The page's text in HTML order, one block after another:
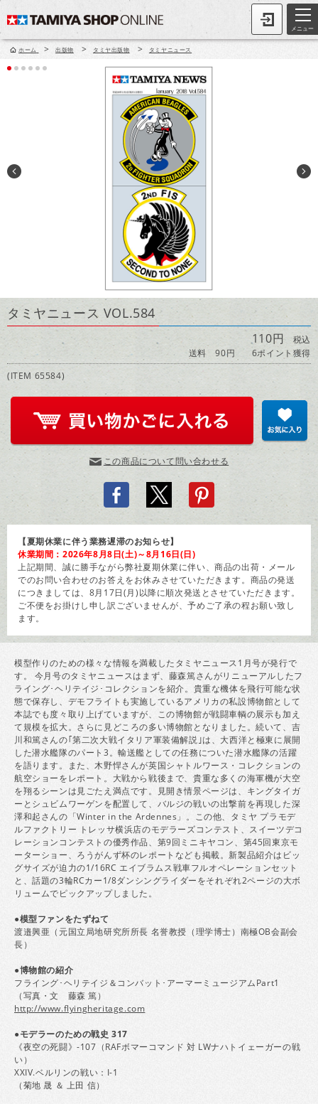
メニュー
ホーム > 出版物 > タミヤ出版物 > タミヤニュース
タミヤニュース VOL.584
110円 税込
送料 90円
6ポイント獲得
(ITEM 65584)
この商品について問い合わせる
【夏期休業に伴う業務遅滞のお知らせ】
休業期間：2026年8月8日(土)～8月16日(日)
上記期間、誠に勝手ながら弊社夏期休業に伴い、商品の出荷・メール
でのお問い合わせのお答えをお休みさせていただきます。商品の発送
につきましては、8月17日(月)以降に順次発送とさせていただきます。
ご不便をお掛けし申し訳ございませんが、予めご了承の程お願い致し
ます。
模型作りのための様々な情報を満載したタミヤニュース1月号が発行で
す。 今月号のタミヤニュースはまず、藤森篤さんがリニューアルしたフ
ライング･ヘリテイジ･コレクションを紹介。貴重な機体を飛行可能な状
態で保存し、デモフライトも実施しているアメリカの私設博物館として
本誌でも度々取り上げていますが、この博物館が戦闘車輌の展示も加え
て規模を拡大。さらに見どころの多い博物館となりました。続いて、吉
川和篤さんの｢第二次大戦イタリア軍装備解説｣は、大西洋と極東に展開
した潜水艦隊のパート3。輸送艦としての任務についた潜水艦隊の活躍
を語ります。また、木野悍さんが英国シャトルワース・コレクションの
航空ショーをレポート。大戦から戦後まで、貴重な多くの海軍機が大空
を翔るシーンは見ごたえ満点です。見開き情景ページは、キングタイガ
ーとシュビムワーゲンを配置して、バルジの戦いの出撃前を再現した深
澤和起さんの「Winter in the Ardennes」。この他、タミヤ プラモデ
ルファクトリー トレッサ横浜店のモデラーズコンテスト、スイーツデコ
レーションコンテストの優秀作品、第9回ミニキヤコン、第45回東京モ
ーターショー、ろうがんず杯のレポートなども掲載。新製品紹介はビッ
グサイズが迫力の1/16RC エイブラムス戦車フルオペレーションセット
と、話題の3輪RCカー1/8ダンシングライダーをそれぞれ2ページの大ボ
リュームでピックアップしました。
●模型ファンをたずねて
渡邉興亜（元国立局地研究所所長 名誉教授（理学博士）南極OB会副会
長）
●博物館の紹介
フライング･ヘリテイジ＆コンバット･アーマーミュージアムPart1
（写真・文 藤森 篤）
http://www.flyingheritage.com
●モデラーのための戦史 317
《夜空の死闘》-107（RAFボマーコマンド 対 LWナハトイェーガーの戦
い）
XXIV.ベルリンの戦い：I-1
（菊地 晟 ＆ 上田 信）